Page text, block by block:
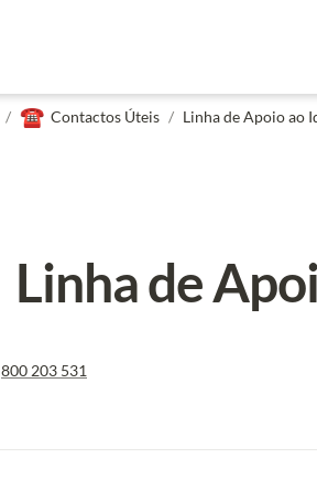
/ ☎️ Contactos Úteis / Linha de Apoio ao
Linha de
800 203 531